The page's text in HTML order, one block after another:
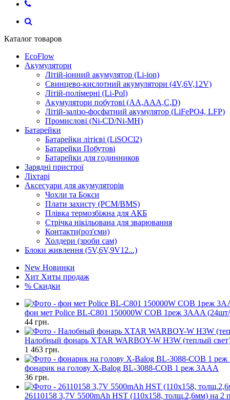
Каталог товаров
EcoFlow
Акумулятори
Літій-іонний акумулятор (Li-ion)
Свинцево-кислотний акумулятори (4V,6V,12V)
Літій-полімерні (Li-Pol)
Акумулятори побутові (AA,AAA,C,D)
Літій-залізо-фосфатний акумулятор (LiFePO4, LFP)
Промислові (Ni-CD/Ni-MH)
Батарейки
Батарейки літієві (LiSOCl2)
Батарейки Побутові
Батарейки для годинников
Зарядні пристрої
Ліхтарі
Аксесуари для акумуляторів
Чохли та Бокси
Плати захисту (PCM/BMS)
Плівка термозбіжна для АКБ
Стрічка нікільована для зварювання
Контакти(роз'єми)
Холдери (зроби сам)
Блоки живлення (5V,6V,9V12...)
New Новинки
Хит Хиты продаж
% Скидки
фон мет Police BL-C801 150000W COB 1реж 3AAA
44 грн.
Налобный фонарь XTAR WARBOY-W H3W (теплый
1 463 грн.
фонарик на голову X-Balog BL-3088-COB 1 реж 3AAA
36 грн.
26110158 3,7V 5500mAh HST (110x158, толщ.2,6мм) на 2